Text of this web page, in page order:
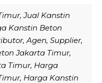
Jual Kanstin
Kanstin Beton
Agen, Supplier,
Jakarta Timur,
Timur, Harga
Harga Kanstin